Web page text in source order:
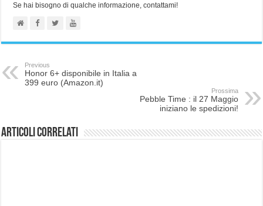
Se hai bisogno di qualche informazione, contattami!
Previous
Honor 6+ disponibile in Italia a
399 euro (Amazon.it)
Prossima
Pebble Time : il 27 Maggio
iniziano le spedizioni!
Articoli correlati